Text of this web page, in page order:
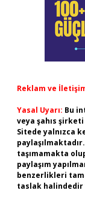
Reklam ve
Yasal Uyarı: Bu
veya şahıs
Sitede yalnızca
taşımamakta
paylaşım
benzerlikleri
taslak halindedir